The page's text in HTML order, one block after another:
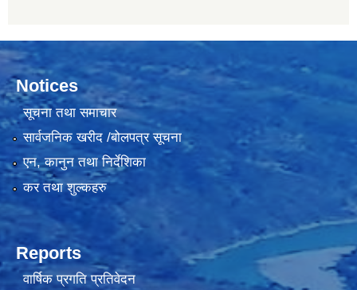
Notices
सूचना तथा समाचार
सार्वजनिक खरीद /बोलपत्र सूचना
एन, कानुन तथा निर्देशिका
कर तथा शुल्कहरु
Reports
वार्षिक प्रगति प्रतिवेदन